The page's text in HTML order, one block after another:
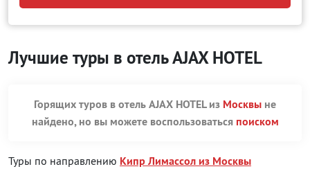
Лучшие туры в отель AJAX HOTEL
Горящих туров в отель AJAX HOTEL из Москвы не
найдено, но вы можете воспользоваться поиском
Туры по направлению Кипр Лимассол из Москвы